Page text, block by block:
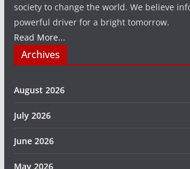
society to change the world. We believe
powerful driver for a bright tomorrow.
Read More...
Archives
August 2026
July 2026
June 2026
May 2026